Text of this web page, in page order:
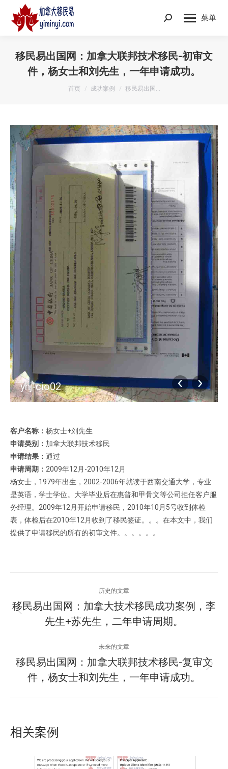
菜单
Search:
移民易出国网：加拿大联邦技术移民-初审文
件，杨女士和刘先生，一年申请成功。
您在这里：
首页 成功案例 移民易出国…
yhj-cio02
客户名称： 杨女士+刘先生
申请类别： 加拿大联邦技术移民
申请结果： 通过
申请周期： 2009年12月-2010年12月
杨女士，1979年出生，2002-2006年就读于西南交通大学，专业
是英语，学士学位。大学毕业后在惠普和甲骨文等公司担任客户服
务经理。2009年12月开始申请移民，2010年10月5号收到体检
表，体检后在2010年12月收到了移民签证。。。在本文中，我们
提供了申请移民的所有的初审文件。。。。。。
目
历史的文章
上
一
项
目：
移民易出国网：加拿大技术移民成功案例，李
先生+苏先生，二年申请周期。
未来的文章
下
一
移民易出国网：加拿大联邦技术移民-复审文
件，杨女士和刘先生，一年申请成功。
相关案例